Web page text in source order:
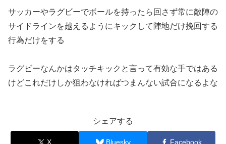
サッカーやラグビーでボールを持ったら回さず常に敵陣の
サイドラインを越えるようにキックして陣地だけ挽回する
行為だけをする
ラグビーなんかはタッチキックと言って有効な手ではある
けどこれだけしか狙わなければつまんない試合になるよな
シェアする
X Bluesky Facebook